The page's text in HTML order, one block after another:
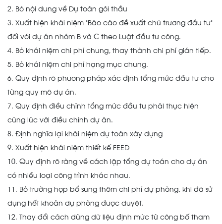
2. Bỏ nội dung về Dự toán gói thầu
3. Xuất hiện khái niệm “Báo cáo đề xuất chủ trương đầu tư”
đối với dự án nhóm B và C theo Luật đầu tư công.
4. Bỏ khái niệm chi phí chung, thay thành chi phí gián tiếp.
5. Bỏ khái niệm chi phí hạng mục chung.
6. Quy định rõ phương pháp xác định tổng mức đầu tư cho
từng quy mô dự án.
7. Quy định điều chỉnh tổng mức đầu tư phải thực hiện
cùng lúc với điều chỉnh dự án.
8. Định nghĩa lại khái niệm dự toán xây dựng
9. Xuất hiện khái niệm thiết kế FEED
10. Quy định rõ ràng về cách lập tổng dự toán cho dự án
có nhiều loại công trình khác nhau.
11. Bỏ trường hợp bổ sung thêm chi phí dự phòng, khi đã sử
dụng hết khoản dự phòng được duyệt.
12. Thay đổi cách dùng dữ liệu định mức từ công bố tham